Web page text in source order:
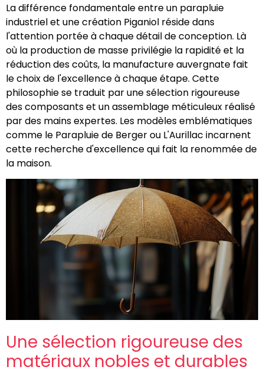
La différence fondamentale entre un parapluie
industriel et une création Piganiol réside dans
l'attention portée à chaque détail de conception. Là
où la production de masse privilégie la rapidité et la
réduction des coûts, la manufacture auvergnate fait
le choix de l'excellence à chaque étape. Cette
philosophie se traduit par une sélection rigoureuse
des composants et un assemblage méticuleux réalisé
par des mains expertes. Les modèles emblématiques
comme le Parapluie de Berger ou L'Aurillac incarnent
cette recherche d'excellence qui fait la renommée de
la maison.
Une sélection rigoureuse des
matériaux nobles et durables